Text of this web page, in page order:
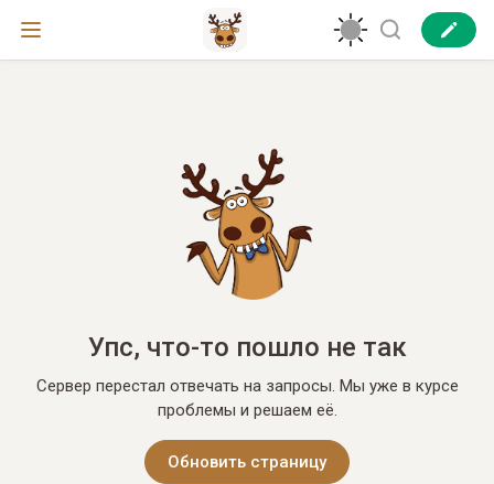
Упс, что-то пошло не так
Сервер перестал отвечать на запросы. Мы уже в курсе
проблемы и решаем её.
Обновить страницу